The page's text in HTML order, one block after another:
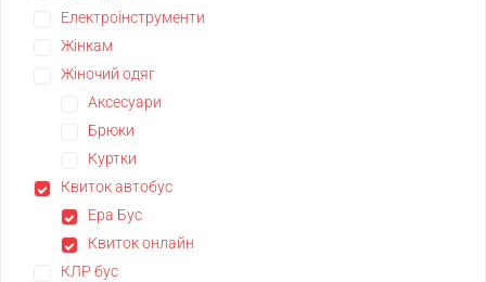
Електроінструменти
Жінкам
Жіночий одяг
Аксесуари
Брюки
Куртки
Квиток автобус
Ера Бус
Квиток онлайн
КЛР бус